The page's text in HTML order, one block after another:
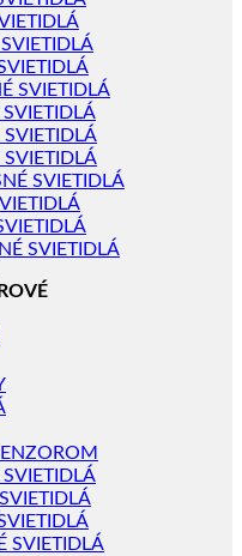
SVIETIDLÁ
SVIETIDLÁ
SVIETIDLÁ
SVIETIDLÁ